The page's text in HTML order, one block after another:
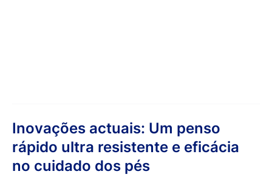
Inovações actuais: Um penso
rápido ultra resistente e eficácia
no cuidado dos pés